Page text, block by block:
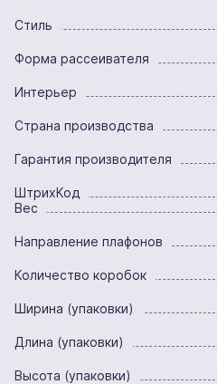
Стиль
Форма рассеивателя
Интерьер
Страна производства
Гарантия производителя
ШтрихКод
Вес
Направление плафонов
Количество коробок
Ширина (упаковки)
Длина (упаковки)
Высота (упаковки)